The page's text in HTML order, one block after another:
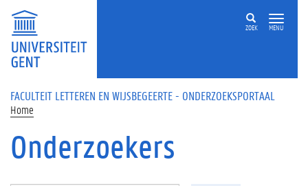
Overslaan en naar de inhoud gaan
ZOEK MENU
FACULTEIT LETTEREN EN WIJSBEGEERTE - ONDERZOEKSPORTAAL
Home
Onderzoekers